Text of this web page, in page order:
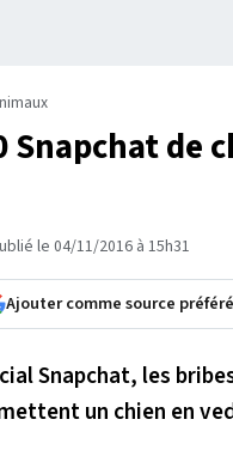
Snapchat de
le 04/11/2016 à 15h31
Ajouter comme source
Snapchat, les
un chien en